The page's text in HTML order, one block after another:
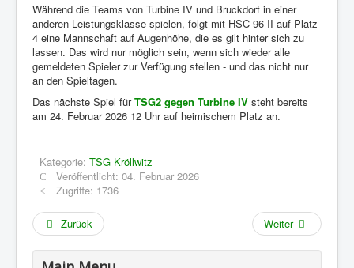
Während die Teams von Turbine IV und Bruckdorf in einer
anderen Leistungsklasse spielen, folgt mit HSC 96 II auf Platz
4 eine Mannschaft auf Augenhöhe, die es gilt hinter sich zu
lassen. Das wird nur möglich sein, wenn sich wieder alle
gemeldeten Spieler zur Verfügung stellen - und das nicht nur
an den Spieltagen.
Das nächste Spiel fürTSG2 gegen Turbine IV steht bereits
am 24. Februar 2026 12 Uhr auf heimischem Platz an.
Kategorie: TSG Kröllwitz
Veröffentlicht: 04. Februar 2026
Zugriffe: 1736
Zurück Weiter